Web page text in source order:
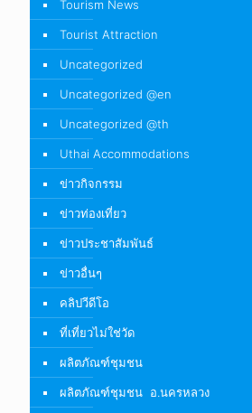
Tourism News
Tourist Attraction
Uncategorized
Uncategorized @en
Uncategorized @th
Uthai Accommodations
ข่าวกิจกรรม
ข่าวท่องเที่ยว
ข่าวประชาสัมพันธ์
ข่าวอื่นๆ
คลิปวีดีโอ
ที่เที่ยวไม่ใช่วัด
ผลิตภัณฑ์ชุมชน
ผลิตภัณฑ์ชุมชน อ.นครหลวง